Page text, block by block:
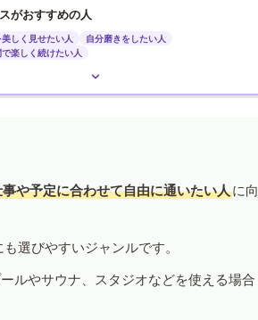
がおすすめの人
しく見せたい人
自分磨きをしたい人
楽しく続けたい人
や予定に合わせて自由に通いたい人に向
選びやすいジャンルです。
ルやサウナ、スタジオなどを使える場合